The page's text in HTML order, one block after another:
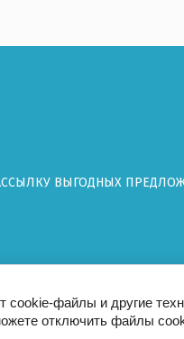
ВЫГОДНЫХ
cookie-файлы и другие
отключить файлы